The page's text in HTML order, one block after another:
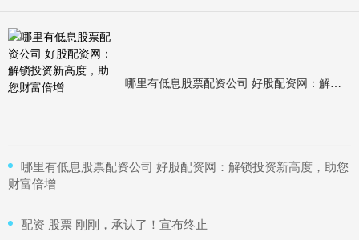
哪里有低息股票配资公司 好股配资网：解锁投资新高度，助您财富倍增
​哪里有低息股票配资公司 好股配资网：解锁投资新高度，助您
财富倍增
​配资 股票 刚刚，承认了！宣布终止